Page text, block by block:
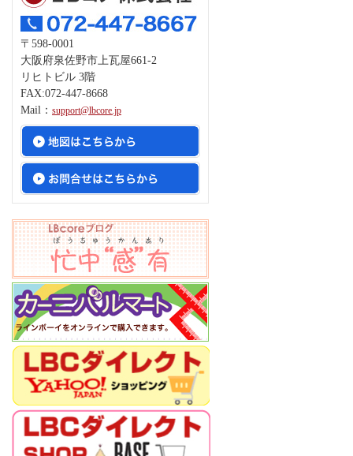
〒598-0001
大阪府泉佐野市上瓦屋661-2
リヒトビル 3階
FAX:072-447-8668
Mail： support@lbcore.jp